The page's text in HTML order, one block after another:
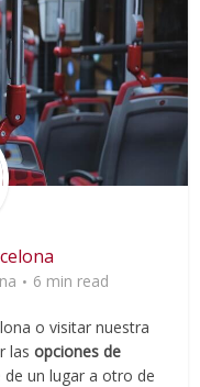
6 min read
o visitar nuestra
lasopciones de
un lugar a otro de